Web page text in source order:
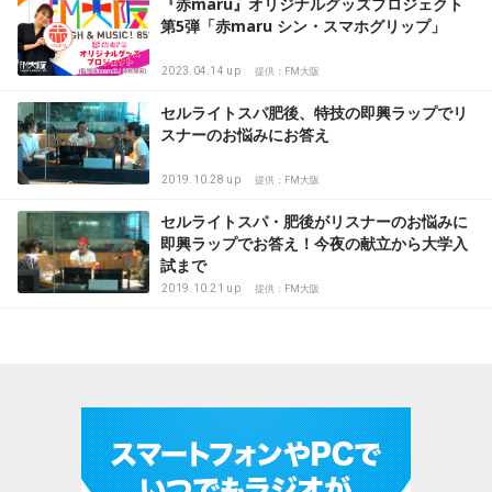
第5弾「赤maru シン・スマホグリップ」
2023.04.14 up 提供：FM大阪
セルライトスパ肥後、特技の即興ラップでリ
スナーのお悩みにお答え
2019.10.28 up 提供：FM大阪
セルライトスパ・肥後がリスナーのお悩みに
即興ラップでお答え！今夜の献立から大学入
試まで
2019.10.21 up 提供：FM大阪